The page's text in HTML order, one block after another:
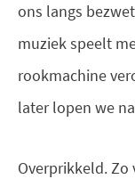
ons langs
muziek speelt
rookmachine
later lopen we
Overprikkeld.